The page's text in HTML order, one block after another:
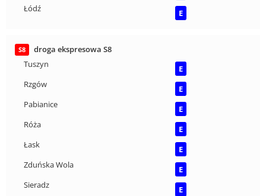
Łódź
E
S8
droga ekspresowa S8
Tuszyn
E
Rzgów
E
Pabianice
E
Róża
E
Łask
E
Zduńska Wola
E
Sieradz
E